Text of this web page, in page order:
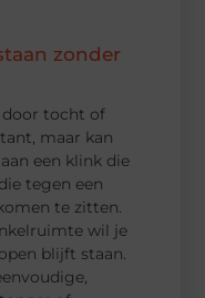
zonder
door tocht of
maar kan
een klink die
tegen een
te zitten.
wil je
blijft staan.